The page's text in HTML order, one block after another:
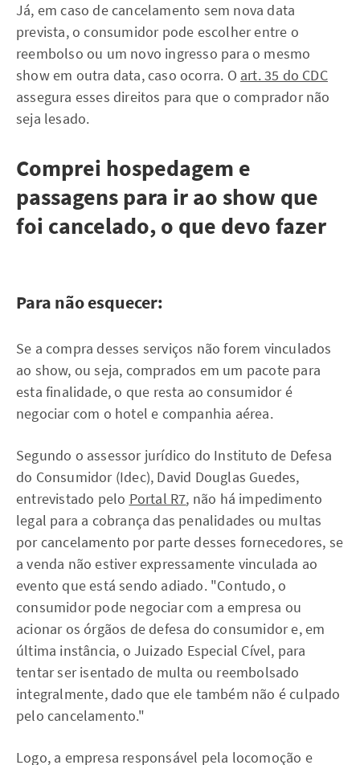
Já, em caso de cancelamento sem nova data
prevista, o consumidor pode escolher entre o
reembolso ou um novo ingresso para o mesmo
show em outra data, caso ocorra. O art. 35 do CDC
assegura esses direitos para que o comprador não
seja lesado.
Comprei hospedagem e
passagens para ir ao show que
foi cancelado, o que devo fazer
Para não esquecer:
Se a compra desses serviços não forem vinculados
ao show, ou seja, comprados em um pacote para
esta finalidade, o que resta ao consumidor é
negociar com o hotel e companhia aérea.
Segundo o assessor jurídico do Instituto de Defesa
do Consumidor (Idec), David Douglas Guedes,
entrevistado pelo Portal R7, não há impedimento
legal para a cobrança das penalidades ou multas
por cancelamento por parte desses fornecedores, se
a venda não estiver expressamente vinculada ao
evento que está sendo adiado. "Contudo, o
consumidor pode negociar com a empresa ou
acionar os órgãos de defesa do consumidor e, em
última instância, o Juizado Especial Cível, para
tentar ser isentado de multa ou reembolsado
integralmente, dado que ele também não é culpado
pelo cancelamento."
Logo, a empresa responsável pela locomoção e